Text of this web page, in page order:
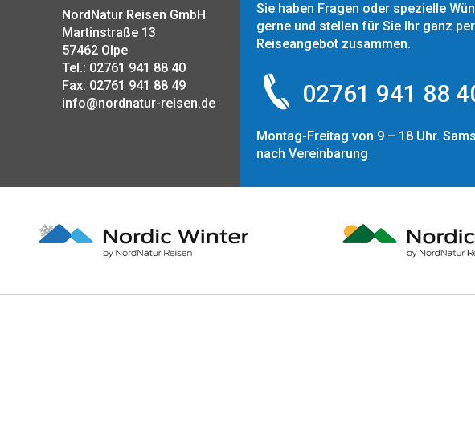
NordNatur Reisen GmbH
Martinstraße 13
57462 Olpe
Tel.: 02761 941 88 40
Fax: 02761 941 88 49
info@nordnatur-reisen.de
Sie haben Fragen oder spezielle
gerne und stellen für Sie Ihr ganz
Reiseangebot zusammen.
02761 941 88
Montag-Freitag von 9 – 18 Uhr.
nach Vereinbarung